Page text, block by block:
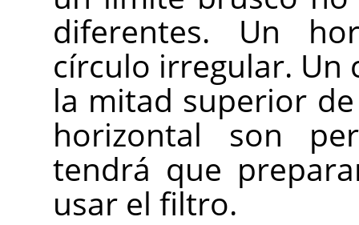
diferentes. Un
círculo irregular. Un
la mitad superior
horizontal son
tendrá que
usar el filtro.